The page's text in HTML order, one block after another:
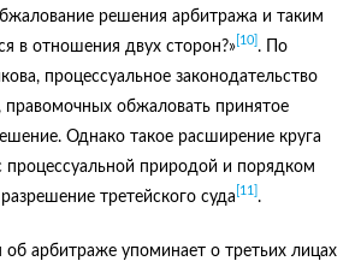
решения арбитража и таким
в отношения двух сторон?» [10] . По
процессуальное законодательство
правомочных обжаловать принятое
Однако такое расширение круга
процессуальной природой и порядком
третейского суда [11] .
арбитраже упоминает о третьих лицах